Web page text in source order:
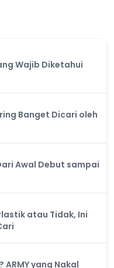
Wajib Diketahui
Banget Dicari oleh
Awal Debut sampai
atau Tidak, Ini
ARMY yang Nakal